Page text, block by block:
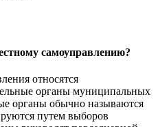
самоуправлению?
относятся
органы муниципальных
органы обычно называются
путем выборов